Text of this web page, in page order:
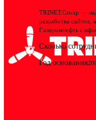
TRINET.Group —
разработка
Газпромнефть с
Сколько
Год основания